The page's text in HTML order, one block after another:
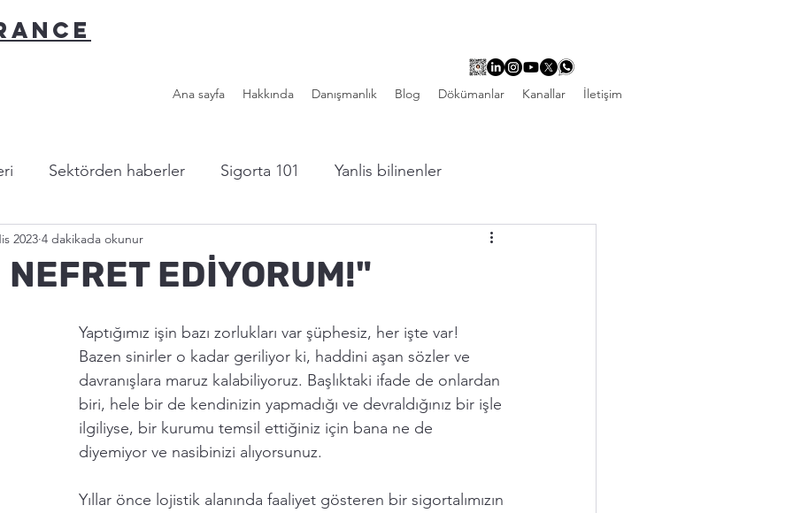
Ana sayfa Hakkında Danışmanlık Blog Dökümanlar Kanallar İletişim
Sektörden haberler Sigorta 101 Yanlis bilinenler
sigorta? Yazardan...
EDİYORUM!"
2023 4 dakikada okunur
Yaptığımız işin bazı zorlukları var şüphesiz, her işte var!
Bazen sinirler o kadar geriliyor ki, haddini aşan sözler ve
davranışlara maruz kalabiliyoruz. Başlıktaki ifade de onlardan
biri, hele bir de kendinizin yapmadığı ve devraldığınız bir işle
ilgiliyse, bir kurumu temsil ettiğiniz için bana ne de
diyemiyor ve nasibinizi alıyorsunuz.
Yıllar önce lojistik alanında faaliyet gösteren bir sigortalımızın